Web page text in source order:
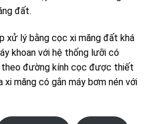
đất.
xử lý bằng cọc xi măng đất khá
khoan với hệ thống lưỡi có
đường kính cọc được thiết
măng có gắn máy bơm nén với